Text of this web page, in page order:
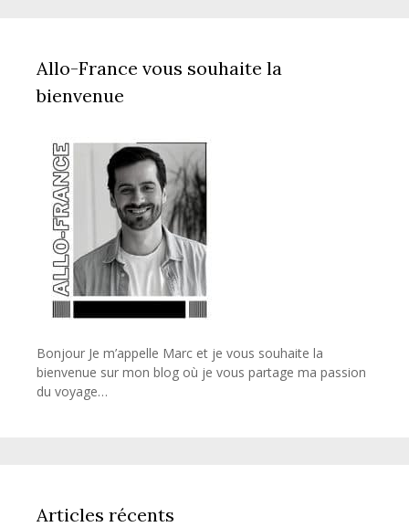
Allo-France vous souhaite la
bienvenue
Bonjour Je m’appelle Marc et je vous souhaite la
bienvenue sur mon blog où je vous partage ma passion
du voyage…
Articles récents